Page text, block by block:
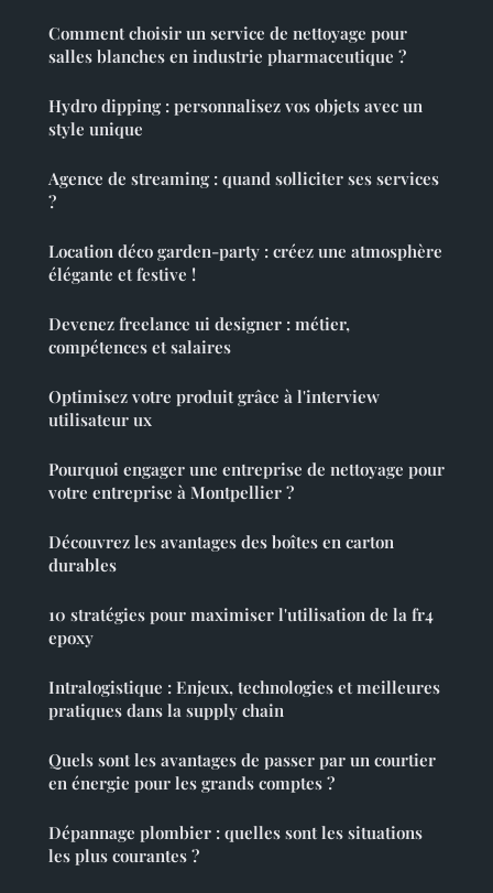
Comment choisir un service de nettoyage pour
salles blanches en industrie pharmaceutique ?
Hydro dipping : personnalisez vos objets avec un
style unique
Agence de streaming : quand solliciter ses services
?
Location déco garden-party : créez une atmosphère
élégante et festive !
Devenez freelance ui designer : métier,
compétences et salaires
Optimisez votre produit grâce à l'interview
utilisateur ux
Pourquoi engager une entreprise de nettoyage pour
votre entreprise à Montpellier ?
Découvrez les avantages des boîtes en carton
durables
10 stratégies pour maximiser l'utilisation de la fr4
epoxy
Intralogistique : Enjeux, technologies et meilleures
pratiques dans la supply chain
Quels sont les avantages de passer par un courtier
en énergie pour les grands comptes ?
Dépannage plombier : quelles sont les situations
les plus courantes ?